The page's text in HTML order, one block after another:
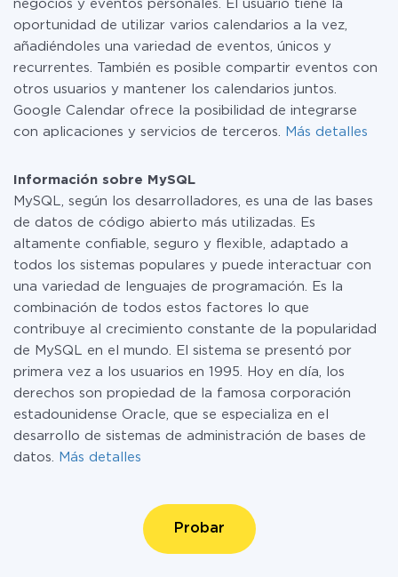
negocios y eventos personales. El usuario tiene la
oportunidad de utilizar varios calendarios a la vez,
añadiéndoles una variedad de eventos, únicos y
recurrentes. También es posible compartir eventos con
otros usuarios y mantener los calendarios juntos.
Google Calendar ofrece la posibilidad de integrarse
con aplicaciones y servicios de terceros.
Más detalles
Información sobre MySQL
MySQL, según los desarrolladores, es una de las bases
de datos de código abierto más utilizadas. Es
altamente confiable, seguro y flexible, adaptado a
todos los sistemas populares y puede interactuar con
una variedad de lenguajes de programación. Es la
combinación de todos estos factores lo que
contribuye al crecimiento constante de la popularidad
de MySQL en el mundo. El sistema se presentó por
primera vez a los usuarios en 1995. Hoy en día, los
derechos son propiedad de la famosa corporación
estadounidense Oracle, que se especializa en el
desarrollo de sistemas de administración de bases de
datos.
Más detalles
Probar